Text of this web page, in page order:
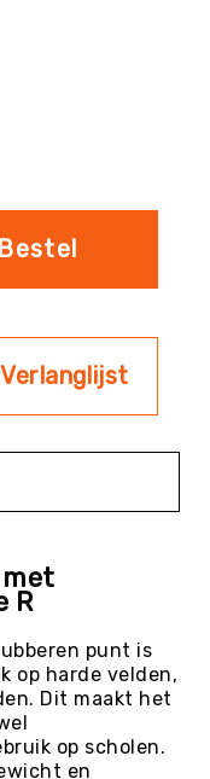
Bestel
Verlanglijst
R
punt is
op harde velden,
Dit maakt het
op scholen.
en